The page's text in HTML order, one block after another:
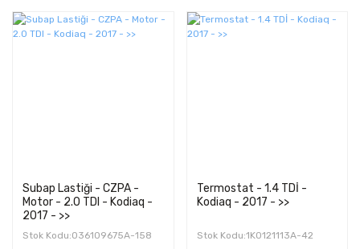
Subap Lastiği - CZPA -
Motor - 2.0 TDI - Kodiaq -
2017 - >>
Stok Kodu:036109675A-158
Termostat - 1.4 TDİ -
Kodiaq - 2017 - >>
Stok Kodu:1K0121113A-42